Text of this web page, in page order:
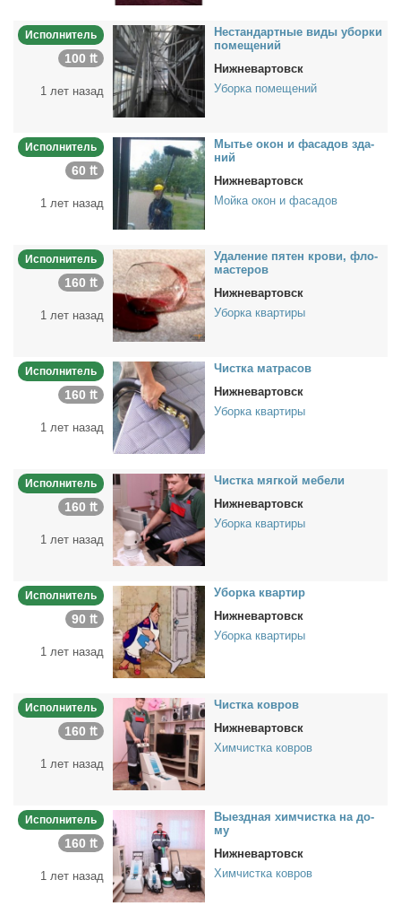
Исполнитель
100 ₶
1 лет назад
Нестан­дарт­ные ви­ды убор­ки
по­ме­ще­ний
Нижневартовск
Уборка помещений
Исполнитель
60 ₶
1 лет назад
Мы­тье окон и фа­са­дов зда­
ний
Нижневартовск
Мойка окон и фасадов
Исполнитель
160 ₶
1 лет назад
Уда­ле­ние пя­тен кро­ви, фло­
ма­сте­ров
Нижневартовск
Уборка квартиры
Исполнитель
160 ₶
1 лет назад
Чист­ка мат­ра­сов
Нижневартовск
Уборка квартиры
Исполнитель
160 ₶
1 лет назад
Чист­ка мяг­кой ме­бе­ли
Нижневартовск
Уборка квартиры
Исполнитель
90 ₶
1 лет назад
Убор­ка квар­тир
Нижневартовск
Уборка квартиры
Исполнитель
160 ₶
1 лет назад
Чист­ка ков­ров
Нижневартовск
Химчистка ковров
Исполнитель
160 ₶
1 лет назад
Вы­езд­ная хим­чист­ка на до­
му
Нижневартовск
Химчистка ковров